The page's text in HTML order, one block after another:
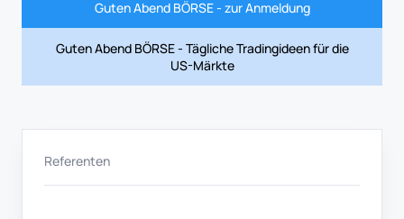
Guten Abend BÖRSE - zur Anmeldung
Guten Abend BÖRSE - Tägliche Tradingideen für die
US-Märkte
Referenten